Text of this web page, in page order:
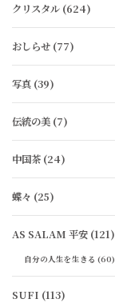
クリスタル (624)
おしらせ (77)
写真 (39)
伝統の美 (7)
中国茶 (24)
蝶々 (25)
AS SALAM 平安 (121)
自分の人生を生きる (60)
SUFI (113)